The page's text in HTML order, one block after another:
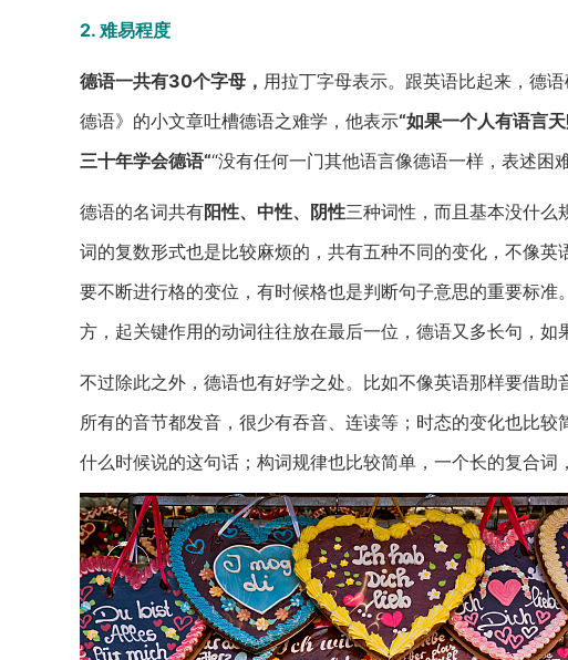
2. 难易程度
德语一共有30个字母， 用拉丁字母表示。跟英语比起来，德
德语》的小文章吐槽德语之难学，他表示“如果一个人有语言
三十年学会德语““没有任何一门其他语言像德语一样，表述困
德语的名词共有阳性、中性、阴性三种词性，而且基本没什么
词的复数形式也是比较麻烦的，共有五种不同的变化，不像英
要不断进行格的变位，有时候格也是判断句子意思的重要标
方，起关键作用的动词往往放在最后一位，德语又多长句，如
不过除此之外，德语也有好学之处。比如不像英语那样要借助
所有的音节都发音，很少有吞音、连读等；时态的变化也比
什么时候说的这句话；构词规律也比较简单，一个长的复合词